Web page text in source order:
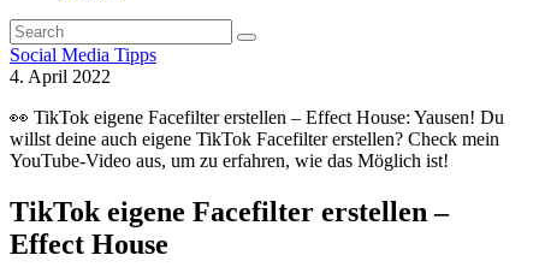
Social Media Tipps
4. April 2022
👀 TikTok eigene Facefilter erstellen – Effect House: Yausen! Du
willst deine auch eigene TikTok Facefilter erstellen? Check mein
YouTube-Video aus, um zu erfahren, wie das Möglich ist!
TikTok eigene Facefilter erstellen –
Effect House